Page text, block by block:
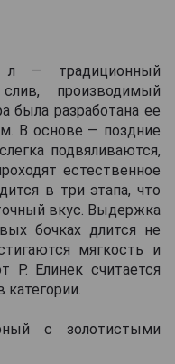
— традиционный
производимый
была разработана ее
В основе — поздние
подвяливаются,
естественное
в три этапа, что
вкус. Выдержка
бочках длится не
мягкость и
Р. Елинек считается
с золотистыми